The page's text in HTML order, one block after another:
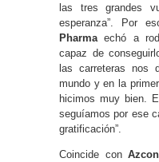
las tres grandes
esperanza”. Por
Pharma echó a
capaz de
las carreteras nos
mundo y en la
hicimos muy bien.
seguíamos por ese
gratificación”.
Coincide con